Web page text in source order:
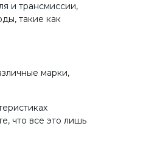
и трансмиссии,
такие как
марки,
что все это лишь